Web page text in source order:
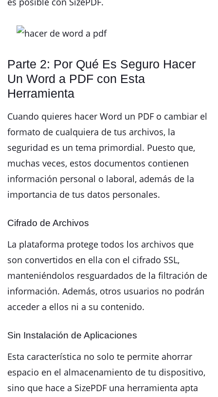
Parte 2: Por Qué Es Seguro Hacer
Un Word a PDF con Esta
Herramienta
Cuando quieres hacer Word un PDF o cambiar el
formato de cualquiera de tus archivos, la
seguridad es un tema primordial. Puesto que,
muchas veces, estos documentos contienen
información personal o laboral, además de la
importancia de tus datos personales.
Cifrado de Archivos
La plataforma protege todos los archivos que
son convertidos en ella con el cifrado SSL,
manteniéndolos resguardados de la filtración de
información. Además, otros usuarios no podrán
acceder a ellos ni a su contenido.
Sin Instalación de Aplicaciones
Esta característica no solo te permite ahorrar
espacio en el almacenamiento de tu dispositivo,
sino que hace a SizePDF una herramienta apta